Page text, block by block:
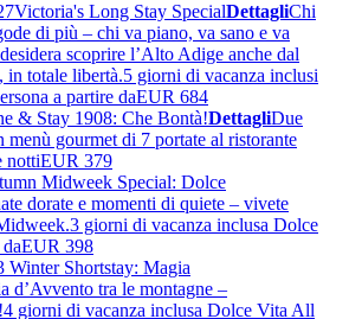
Victoria's Long Stay SpecialDettagliChi
di più – chi va piano, va sano e va
scoprire l’Alto Adige anche dal
in totale libertà.5 giorni di vacanza inclusi
a partire daEUR 684
& Stay 1908: Che Bontà!DettagliDue
menù gourmet di 7 portate al ristorante
nottiEUR 379
Midweek Special: Dolce
dorate e momenti di quiete – vivete
3 giorni di vacanza inclusa Dolce
EUR 398
Winter Shortstay: Magia
d’Avvento tra le montagne –
4 giorni di vacanza inclusa Dolce Vita All